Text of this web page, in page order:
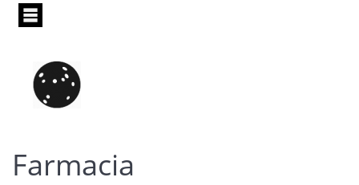
Pasar
principal
Farmacia